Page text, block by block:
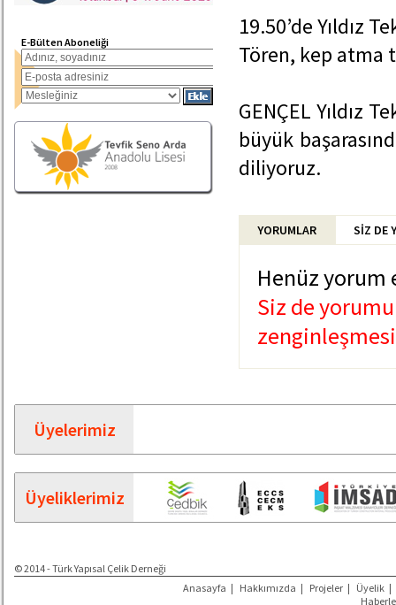
E-Bülten Aboneliği
19.50’de Yıldız
Tören, kep atma
GENÇEL Yıldız
büyük
diliyoruz.
YORUMLAR SİZ DE
Henüz
Siz de
Üyelerimiz
Üyeliklerimiz
© 2014 - Türk Yapısal Çelik Derneği
Anasayfa | Hakkımızda | Projeler | Üyelik |